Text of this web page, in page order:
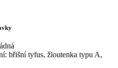
břišní tyfus, žloutenka typu A,